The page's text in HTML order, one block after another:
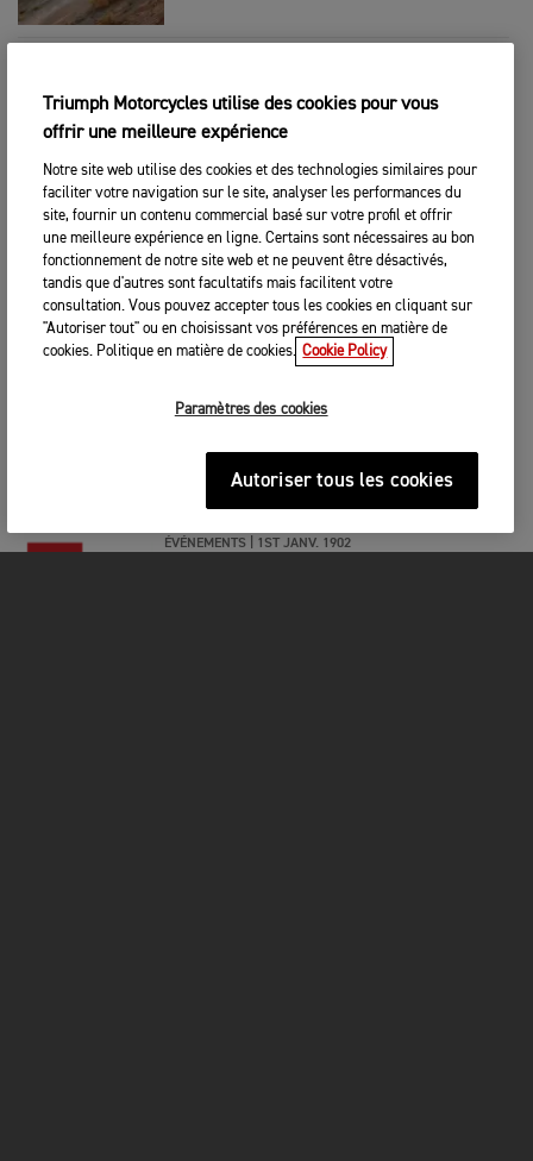
LA « STREET FIGHTER » ULTIME
ÉVÉNEMENTS | 1ST JANV. 1902
SALON DE LA MOTO DU CANADA -
ALBERTA
ÉVÉNEMENTS|1ST JANV. 1902
SALON DE LA MOTO DU CANADA -
BRITISH COLUMBIA
SALON DE LA MOTO DU CANADA -
MONTREAL
ÉVÉNEMENTS 1ST JANV. 1902
Triumph Motorcycles utilise des cookies pour vous
offrir une meilleure expérience
Notre site web utilise des cookies et des technologies similaires pour
faciliter votre navigation sur le site, analyser les performances du
site, fournir un contenu commercial basé sur votre profil et offrir
une meilleure expérience en ligne. Certains sont nécessaires au bon
fonctionnement de notre site web et ne peuvent être désactivés,
tandis que d'autres sont facultatifs mais facilitent votre
consultation. Vous pouvez accepter tous les cookies en cliquant sur
"Autoriser tout" ou en choisissant vos préférences en matière de
cookies. Politique en matière de cookies. Cookie Policy
Paramètres des cookies
Autoriser tous les cookies